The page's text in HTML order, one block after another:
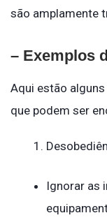
são amplamente
– Exemplos
Aqui estão
que podem ser
Ignorar as